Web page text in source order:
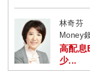
林奇芬
Money
高配息
少...